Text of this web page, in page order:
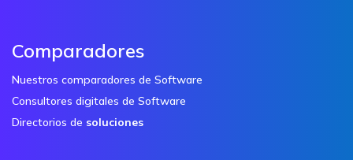
Comparadores
Nuestros comparadores de Software
Consultores digitales de Software
Directorios de soluciones